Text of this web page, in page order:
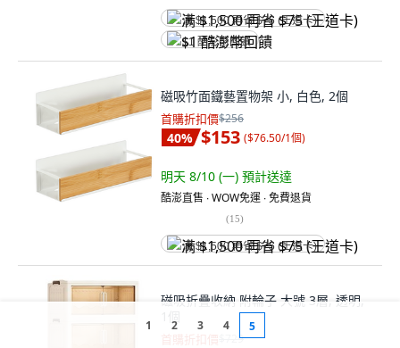
满 $1,500 再省 $75 (王道卡)
$1 酷澎幣回饋
磁吸竹面鐵藝置物架 小, 白色, 2個
首購折扣價$256
40% $153 ($76.50/1個)
明天 8/10 (一) 預計送達
酷澎直售 ∙ WOW免運 ∙ 免費退貨
(15)
满 $1,500 再省 $75 (王道卡)
磁吸折疊收納 附輪子 大號 3層, 透明,
首購折扣價 $729
1 2 3 4 5